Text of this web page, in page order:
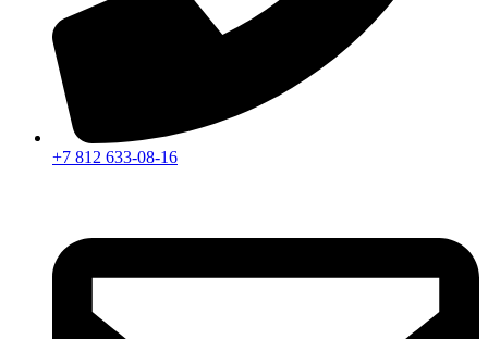
+7 812 633-08-16